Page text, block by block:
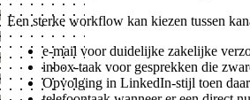
Een sterke workflow kan kiezen tussen
e-mail voor duidelijke zakelijke
inbox-taak voor gesprekken die
Opvolging in LinkedIn-stijl toen daar